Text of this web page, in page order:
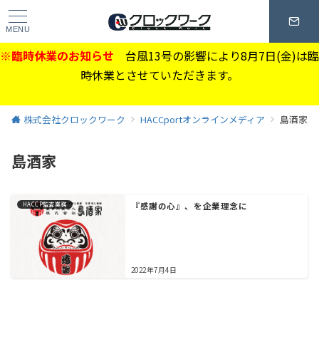
※臨時休業のお知らせ 台風13号の影響により8月7日(金)は臨
時休業とさせていただきます。
MENU
株式会社クロックワーク HACCportオンラインメディア 島酒家
島酒家
HACCP監査業務 『感謝の心』、を企業理念に
2022年7月4日